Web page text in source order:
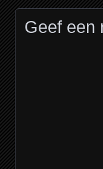
Geef een